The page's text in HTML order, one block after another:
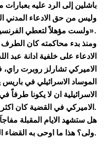
باشلين إلى الرد عليه بعبارات
وليس من حق الادعاء المدني
ولست مؤهلاً لتعطي الفرنسيين دروساً في كيفية التصرف».
ومنذ بدء محاكمته كان
الادعاء على خلفية ادانة عبد
الاميركي تشارلز روبرت
الموساد الاسرائيلي في
الاسرائيلية ان لا يكونا طرفاً
الاميركي في القضية كان اكثر من كاف.
هل ستشهد الايام المقبلة
ولى؟ هذا ما اوحى به القضاء الفرنسي امس.